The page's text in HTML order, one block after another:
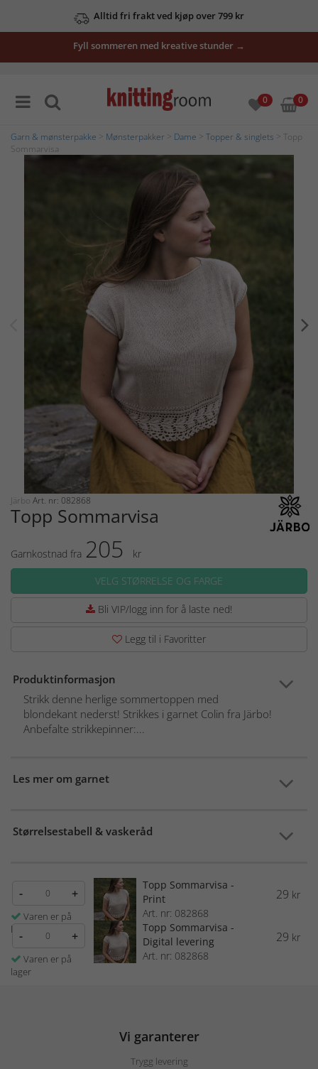
Alltid fri frakt ved kjøp over 799 kr
Fyll sommeren med kreative stunder →
0 0
Garn & mønsterpakke Mønsterpakker Dame Topper & singlets > Topp
Sommarvisa
Järbo Art. nr: 082868
Topp Sommarvisa
Garnkostnad fra 205
kr
VELG STØRRELSE OG FARGE
Bli VIP/logg inn for å laste ned!
Legg til i Favoritter
Produktinformasjon
Strikk denne herlige sommertoppen med
blondekant nederst! Strikkes i garnet Colin fra Järbo!
Anbefalte strikkepinner:...
Les mer om garnet
Størrelsestabell & vaskeråd
- +
Varen er på
lager
Topp Sommarvisa -
Print
Art. nr: 082868
29 kr
- +
Varen er på
lager
Topp Sommarvisa -
Digital levering
Art. nr: 082868
29 kr
Vi garanterer
Trygg levering